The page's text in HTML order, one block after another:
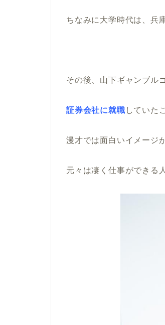
ちなみに大学時代は、兵
その後、山下ギャンブル
証券会社に就職 していた
漫才では面白いイメージ
元々は凄く仕事ができる